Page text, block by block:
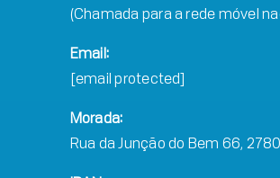
(Chamada para a rede móvel
Email:
[email protected]
Morada:
Rua da Junção do Bem 66,